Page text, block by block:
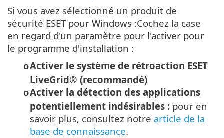
Si vous avez sélectionné un produit de
sécurité ESET pour Windows :Cochez la case
en regard d'un paramètre pour l'activer pour
le programme d'installation :
oActiver le système de rétroaction ESET
LiveGrid® (recommandé)
oActiver la détection des applications
potentiellement indésirables : pour en
savoir plus, consultez notre article de la
base de connaissance.